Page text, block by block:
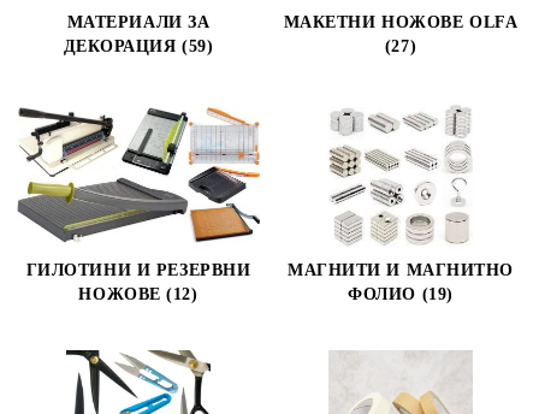
МАТЕРИАЛИ ЗА
ДЕКОРАЦИЯ (59)
МАКЕТНИ НОЖОВЕ OLFA
(27)
ГИЛОТИНИ И РЕЗЕРВНИ
НОЖОВЕ (12)
МАГНИТИ И МАГНИТНО
ФОЛИО (19)